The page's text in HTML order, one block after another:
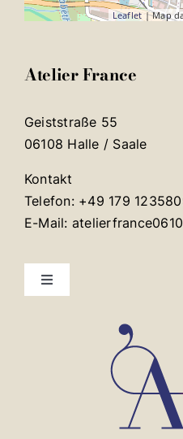
Leaflet | Map
Atelier France
Geiststraße 55
06108 Halle / Saale
Kontakt
Telefon: +49 179
E-Mail:
Toggle
Mentions légales